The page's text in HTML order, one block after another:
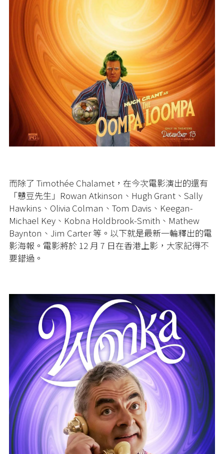
而除了 Timothée Chalamet，在今次電影演出的還有
「戇豆先生」Rowan Atkinson、Hugh Grant、Sally
Hawkins、Olivia Colman、Tom Davis、Keegan-
Michael Key、Kobna Holdbrook-Smith、Mathew
Baynton、Jim Carter 等。以下就是最新一輪釋出的電
影海報。電影將於 12 月 7 日在香港上影，大家記得不
要錯過。